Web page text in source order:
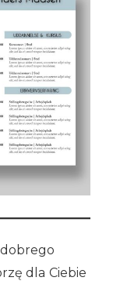
dla Ciebie